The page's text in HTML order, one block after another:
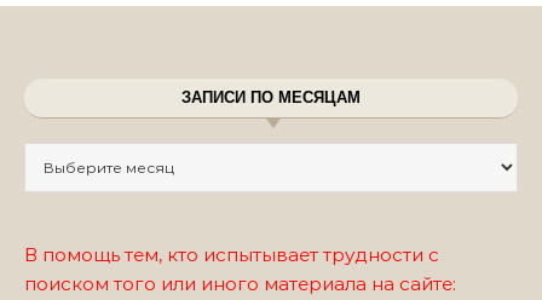
ЗАПИСИ ПО МЕСЯЦАМ
В помощь тем, кто испытывает трудности с
поиском того или иного материала на сайте: